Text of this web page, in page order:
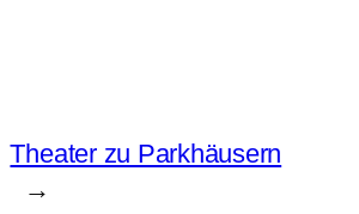
Theater zu Parkhäusern
→